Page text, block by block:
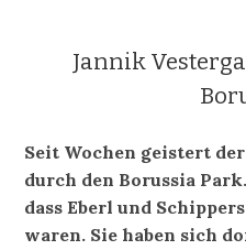
Jannik
Seit Wochen geistert
durch den Borussia
dass Eberl und
waren. Sie haben sich